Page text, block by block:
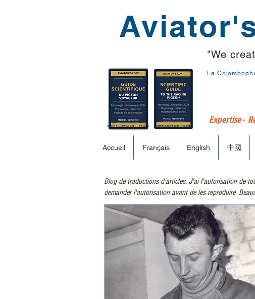
"We
La
Expertise -
Accueil Français English 中國
Blog de traductions d'articles. J'ai l'autorisation de
demander l'autorisation avant de les reproduire.